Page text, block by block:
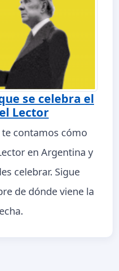
se celebra el
Lector
contamos cómo
en Argentina y
celebrar. Sigue
de dónde viene la